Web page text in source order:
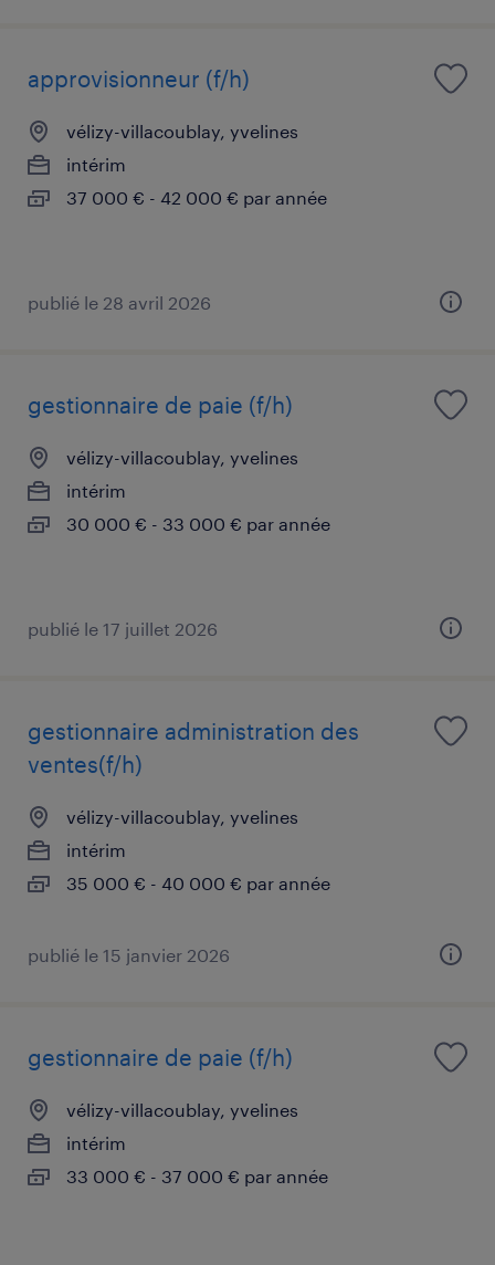
approvisionneur (f/h)
vélizy-villacoublay, yvelines
intérim
37 000 € - 42 000 € par année
publié le 28 avril 2026
gestionnaire de paie (f/h)
vélizy-villacoublay, yvelines
intérim
30 000 € - 33 000 € par année
publié le 17 juillet 2026
gestionnaire administration des
ventes(f/h)
vélizy-villacoublay, yvelines
intérim
35 000 € - 40 000 € par année
publié le 15 janvier 2026
gestionnaire de paie (f/h)
vélizy-villacoublay, yvelines
intérim
33 000 € - 37 000 € par année